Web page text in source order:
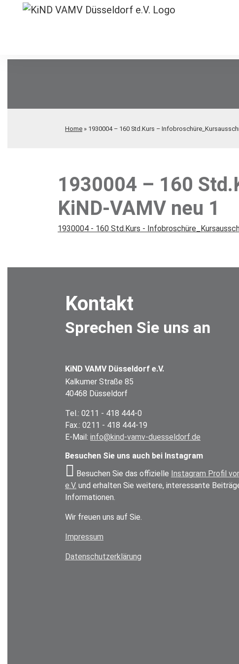
Home » 1930004 – 160 Std.Kurs –
1930004 – 160
KiND-VAMV neu 1
1930004 - 160 Std.Kurs -
Kontakt
Sprechen Sie uns an
KiND VAMV Düsseldorf e.V.
Kalkumer Straße 85
40468 Düsseldorf
Tel.: 0211 - 418 444-0
Fax.: 0211 - 418 444-19
E-Mail: info@kind-vamv-duesseldorf.de
Besuchen Sie uns auch bei Instagram
Besuchen Sie das offizielle Instagram Profil
e.V. und erhalten Sie weitere, interessante
Informationen.
Wir freuen uns auf Sie.
Impressum
Datenschutzerklärung